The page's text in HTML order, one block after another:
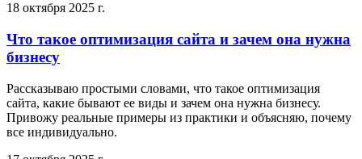
18 октября 2025 г.
Что такое оптимизация сайта и зачем она нужна
бизнесу
Рассказываю простыми словами, что такое оптимизация
сайта, какие бывают ее виды и зачем она нужна бизнесу.
Привожу реальные примеры из практики и объясняю, почему
все индивидуально.